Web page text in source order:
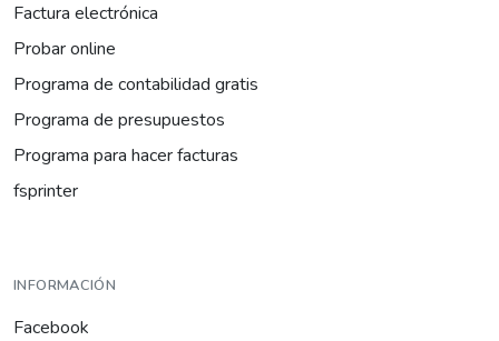
Factura electrónica
Probar online
Programa de contabilidad gratis
Programa de presupuestos
Programa para hacer facturas
fsprinter
INFORMACIÓN
Facebook